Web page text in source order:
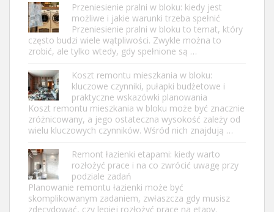
Przeniesienie pralni w bloku: kiedy jest
możliwe i jakie warunki trzeba spełnić
Przeniesienie pralni w bloku to temat, który
często budzi wiele wątpliwości. Zwykle można to
zrobić, ale tylko wtedy, gdy spełnione są …
Koszt remontu mieszkania w bloku:
kluczowe czynniki, pułapki budżetowe i
praktyczne wskazówki planowania
Koszt remontu mieszkania w bloku może być znacznie
zróżnicowany, a jego ostateczna wysokość zależy od
wielu kluczowych czynników. Wśród nich znajdują …
Remont łazienki etapami: kiedy warto
rozłożyć prace i na co zwrócić uwagę przy
podziale zadań
Planowanie remontu łazienki może być
skomplikowanym zadaniem, zwłaszcza gdy musisz
zdecydować, czy lepiej rozłożyć prace na etapy.